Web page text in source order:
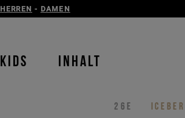
HERREN - DAMEN
KIDS INHALT
26E